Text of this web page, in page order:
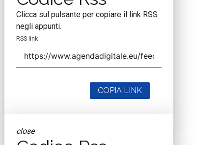
Clicca sul pulsante per copiare il link RSS
negli appunti.
RSS link
COPIA LINK
close